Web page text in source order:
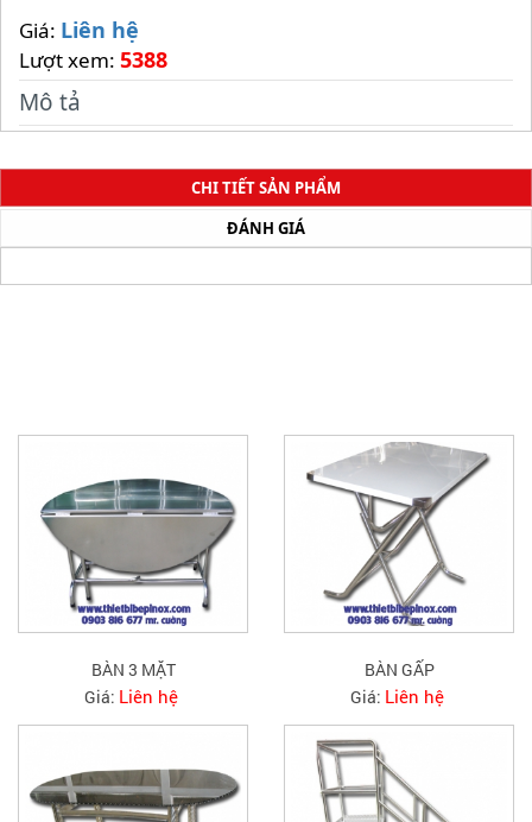
Giá: Liên hệ
Lượt xem: 5388
Mô tả
CHI TIẾT SẢN PHẨM
ĐÁNH GIÁ
BÀN 3 MẶT
Giá: Liên hệ
BÀN GẤP
Giá: Liên hệ